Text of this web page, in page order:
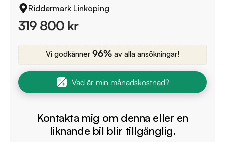
Riddermark Linköping
319 800 kr
Vi godkänner 96% av alla ansökningar!
Vad är min månadskostnad?
Kontakta mig om denna eller en
liknande bil blir tillgänglig.